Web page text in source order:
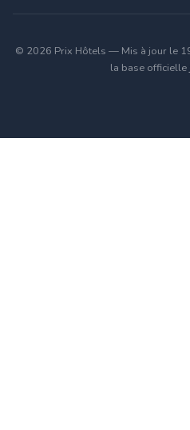
© 2026 Prix Hôtels — Mis à jour le
la base officielle